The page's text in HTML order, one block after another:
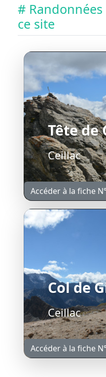
#
ce site
Tête de
Ceillac
Accéder à la fiche
Col de
Ceillac
Accéder à la fiche